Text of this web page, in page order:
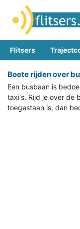
Flitsers
Boete rijden over
Een busbaan is
taxi's. Rijd je over de
toegestaan is, dan